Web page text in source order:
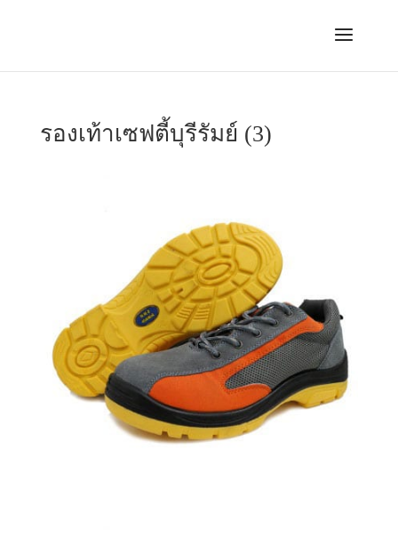
รองเท้าเซฟตี้บุรีรัมย์ (3)